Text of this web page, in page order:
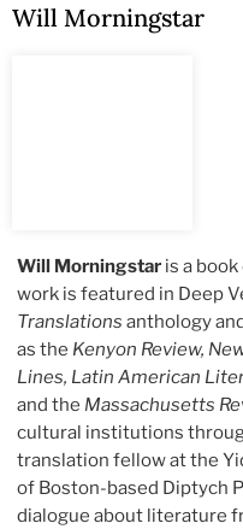
Will Morningstar
Will Morningstar is a
work is featured in Deep
Translations anthology
as the Kenyon Review,
Lines, Latin American
and the Massachusetts
cultural institutions
translation fellow at the
of Boston-based Diptych
dialogue about literature